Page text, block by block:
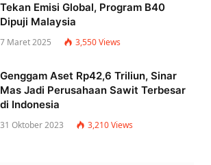
Tekan Emisi Global, Program B40
Dipuji Malaysia
7 Maret 2025 3,550Views
Genggam Aset Rp42,6 Triliun, Sinar
Mas Jadi Perusahaan Sawit Terbesar
di Indonesia
31 Oktober 2023 3,210Views